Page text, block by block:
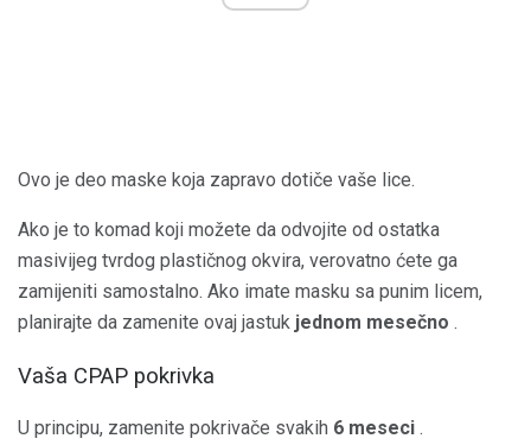
Ovo je deo maske koja zapravo dotiče vaše lice.
Ako je to komad koji možete da odvojite od ostatka
masivijeg tvrdog plastičnog okvira, verovatno ćete ga
zamijeniti samostalno. Ako imate masku sa punim licem,
planirajte da zamenite ovaj jastuk jednom mesečno .
Vaša CPAP pokrivka
U principu, zamenite pokrivače svakih 6 meseci .